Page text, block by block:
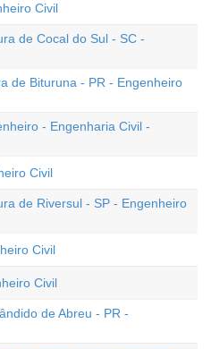
Civil
de Cocal do Sul - SC -
de Bituruna - PR - Engenheiro
- Engenharia Civil -
Civil
de Riversul - SP - Engenheiro
Civil
Civil
de Abreu - PR -